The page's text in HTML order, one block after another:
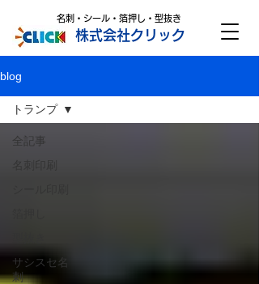
株式会社クリック
名刺・シール・箔押し・型抜き
blog
全記事
名刺印刷
サシスセ名
刺
トランプ